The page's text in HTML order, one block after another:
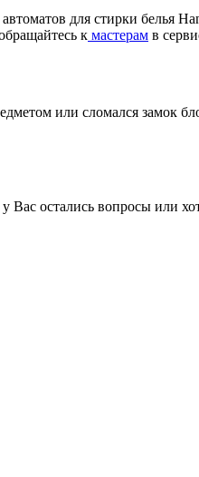
для стирки белья
к мастерам в
или сломался замок
Вас остались вопросы или